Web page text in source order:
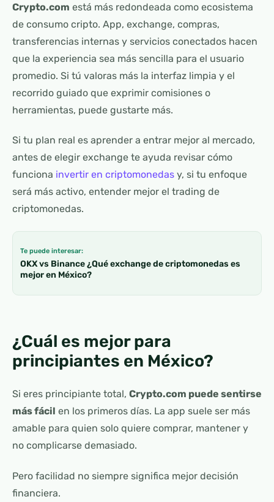
Crypto.com está más redondeada como ecosistema
de consumo cripto. App, exchange, compras,
transferencias internas y servicios conectados hacen
que la experiencia sea más sencilla para el usuario
promedio. Si tú valoras más la interfaz limpia y el
recorrido guiado que exprimir comisiones o
herramientas, puede gustarte más.
Si tu plan real es aprender a entrar mejor al mercado,
antes de elegir exchange te ayuda revisar cómo
funciona invertir en criptomonedas y, si tu enfoque
será más activo, entender mejor el trading de
criptomonedas.
Te puede interesar:
OKX vs Binance ¿Qué exchange de criptomonedas es
mejor en México?
¿Cuál es mejor para
principiantes en México?
Si eres principiante total, Crypto.com puede sentirse
más fácil en los primeros días. La app suele ser más
amable para quien solo quiere comprar, mantener y
no complicarse demasiado.
Pero facilidad no siempre significa mejor decisión
financiera.